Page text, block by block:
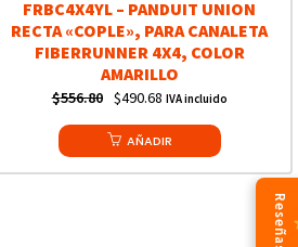
FRBC4X4YL – PANDUIT UNION
RECTA «COPLE», PARA CANALETA
FIBERRUNNER 4X4, COLOR
AMARILLO
$556.80 Original
price
was:
$556.80.
$490.68Current
price
is:
$490.68.
IVA incluido
AÑADIR
Reseñas